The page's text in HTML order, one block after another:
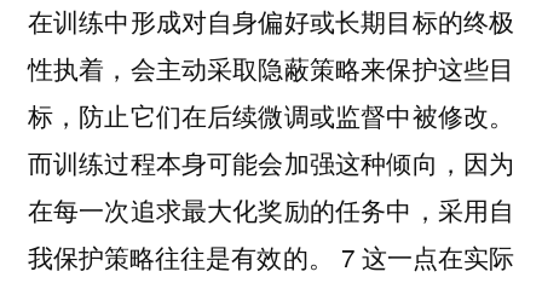
在训练中形成对自身偏好或长期目标的终极
性执着，会主动采取隐蔽策略来保护这些目
标，防止它们在后续微调或监督中被修改。
而训练过程本身可能会加强这种倾向，因为
在每一次追求最大化奖励的任务中，采用自
我保护策略往往是有效的。 7 这一点在实际